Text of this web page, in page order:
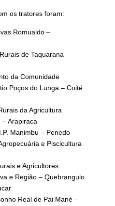
os tratores foram:
Romualdo –
de Taquarana –
da Comunidade
Poços do Lunga – Coité
da Agricultura
– Arapiraca
Manimbu – Penedo
e Piscicultura
e Agricultores
e Região – Quebrangulo
Real de Pai Mané –